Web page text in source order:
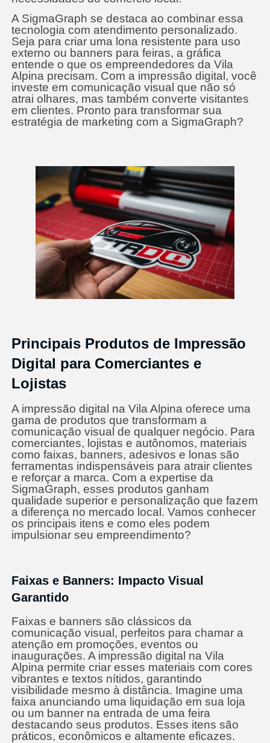
A SigmaGraph se destaca ao combinar essa
tecnologia com atendimento personalizado.
Seja para criar uma lona resistente para uso
externo ou banners para feiras, a gráfica
entende o que os empreendedores da Vila
Alpina precisam. Com a impressão digital, você
investe em comunicação visual que não só
atrai olhares, mas também converte visitantes
em clientes. Pronto para transformar sua
estratégia de marketing com a SigmaGraph?
Principais Produtos de Impressão
Digital para Comerciantes e
Lojistas
A impressão digital na Vila Alpina oferece uma
gama de produtos que transformam a
comunicação visual de qualquer negócio. Para
comerciantes, lojistas e autônomos, materiais
como faixas, banners, adesivos e lonas são
ferramentas indispensáveis para atrair clientes
e reforçar a marca. Com a expertise da
SigmaGraph, esses produtos ganham
qualidade superior e personalização que fazem
a diferença no mercado local. Vamos conhecer
os principais itens e como eles podem
impulsionar seu empreendimento?
Faixas e Banners: Impacto Visual
Garantido
Faixas e banners são clássicos da
comunicação visual, perfeitos para chamar a
atenção em promoções, eventos ou
inaugurações. A impressão digital na Vila
Alpina permite criar esses materiais com cores
vibrantes e textos nítidos, garantindo
visibilidade mesmo à distância. Imagine uma
faixa anunciando uma liquidação em sua loja
ou um banner na entrada de uma feira
destacando seus produtos. Esses itens são
práticos, econômicos e altamente eficazes.